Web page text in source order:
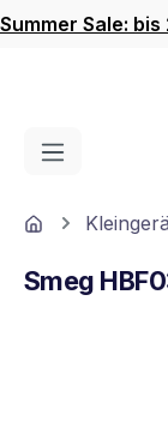
Zum Hauptinhalt
Summer Sale:
Home
Bildergalerie